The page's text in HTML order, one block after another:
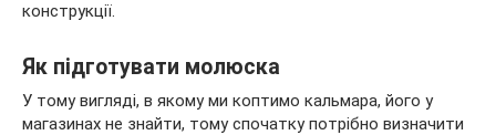
конструкції.
Як підготувати молюска
У тому вигляді, в якому ми коптимо кальмара, його у
магазинах не знайти, тому спочатку потрібно визначити